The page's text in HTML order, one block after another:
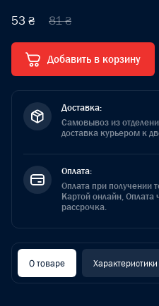
53 ₴ 81 ₴
Добавить в корзину
Доставка:
Самовывоз из
доставка курьером к
Оплата:
Оплата при получении
Картой онлайн,
рассрочка.
О товаре Характеристики